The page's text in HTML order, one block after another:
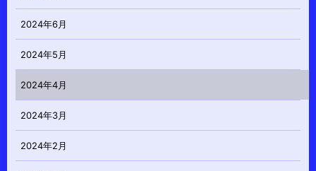
2024年6月
2024年5月
2024年4月
2024年3月
2024年2月